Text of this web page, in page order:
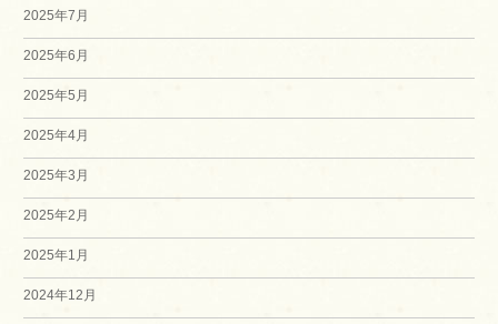
2025年7月
2025年6月
2025年5月
2025年4月
2025年3月
2025年2月
2025年1月
2024年12月